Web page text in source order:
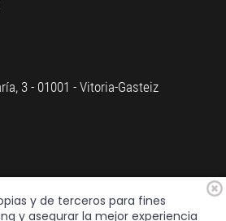
3 - 01001 - Vitoria-Gasteiz
01001 - Vitoria-Gasteiz
y de terceros para fines
y asegurar la mejor experiencia